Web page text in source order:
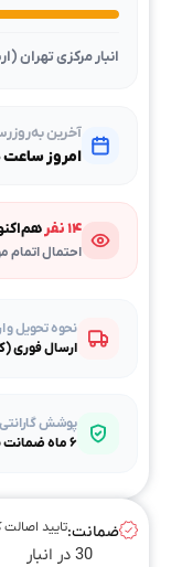
انبار مرکزی تهران (ارسال
آخرین
امروز ساعت ۱۰:۳۰ صبح
۱۴ نفر
احتمال اتمام
نحوه تحویل و
ارسال فوری (کمتر از ۴۵
پوشش گارانتی
۶ ماه ضمانت طلایی بی‌قیدوشرط مصباح
ضمانت:تایید اصالت
30 در انبار